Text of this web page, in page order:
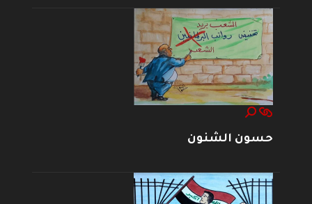
حسون الشنون